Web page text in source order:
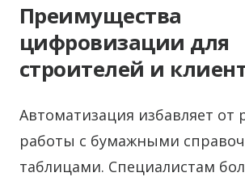
Преимущества
цифровизации для
строителей и
Автоматизация избавляет от
работы с бумажными
таблицами. Специалистам